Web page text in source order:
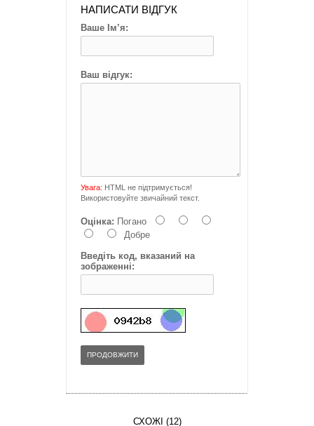
НАПИСАТИ ВІДГУК
Ваше Ім’я:
Ваш відгук:
Увага: HTML не підтримується!
Використовуйте звичайний текст.
Оцінка: Погано
Добре
Введіть код, вказаний на
зображенні:
ПРОДОВЖИТИ
СХОЖІ (12)